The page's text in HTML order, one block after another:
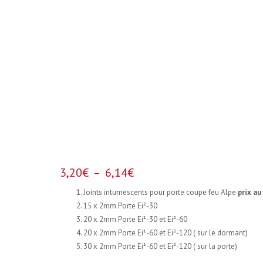
3,20€ – 6,14€Plage
de
prix :
3,20€
à
6,14€
Joints intumescents pour porte coupe feu Alpe prix au
15 x 2mm Porte Ei²-30
20 x 2mm Porte Ei¹-30 et Ei²-60
20 x 2mm Porte Ei¹-60 et Ei²-120 ( sur le dormant)
30 x 2mm Porte Ei¹-60 et Ei²-120 ( sur la porte)